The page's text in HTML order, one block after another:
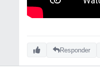
Responder